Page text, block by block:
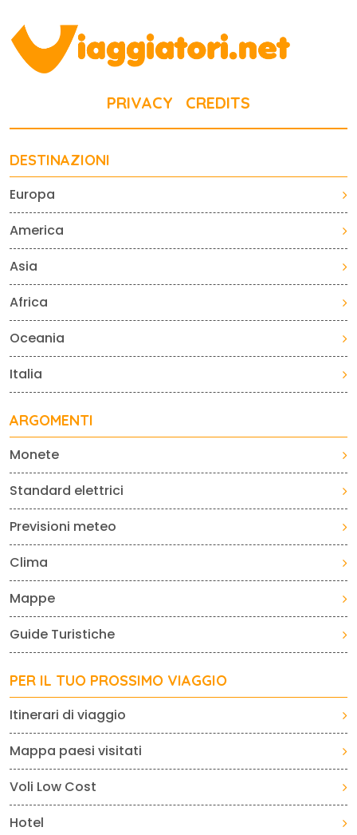
PRIVACY CREDITS
DESTINAZIONI
Europa
America
Asia
Africa
Oceania
Italia
ARGOMENTI
Monete
Standard elettrici
Previsioni meteo
Clima
Mappe
Guide Turistiche
PER IL TUO PROSSIMO VIAGGIO
Itinerari di viaggio
Mappa paesi visitati
Voli Low Cost
Hotel